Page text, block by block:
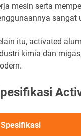
mesin serta
sangat
itu, activated
kimia dan
Spesifikasi